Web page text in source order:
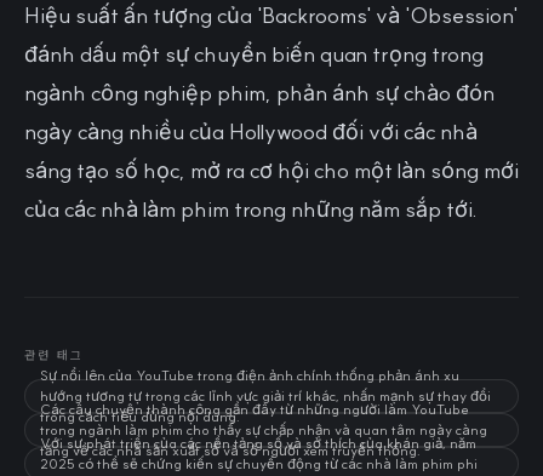
Hiệu suất ấn tượng của 'Backrooms' và 'Obsession'
đánh dấu một sự chuyển biến quan trọng trong
ngành công nghiệp phim, phản ánh sự chào đón
ngày càng nhiều của Hollywood đối với các nhà
sáng tạo số học, mở ra cơ hội cho một làn sóng mới
của các nhà làm phim trong những năm sắp tới.
관련 태그
Sự nổi lên của YouTube trong điện ảnh chính thống phản ánh xu
hướng tương tự trong các lĩnh vực giải trí khác, nhấn mạnh sự thay đổi
trong cách tiêu dùng nội dung.
Các câu chuyện thành công gần đây từ những người làm YouTube
trong ngành làm phim cho thấy sự chấp nhận và quan tâm ngày càng
tăng về các nhà sản xuất số và số người xem truyền thống.
Với sự phát triển của các nền tảng số và sở thích của khán giả, năm
2025 có thể sẽ chứng kiến sự chuyển động từ các nhà làm phim phi